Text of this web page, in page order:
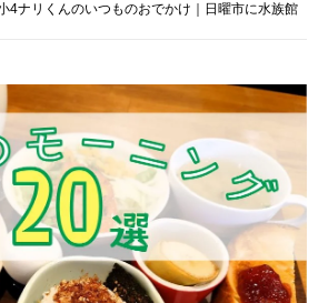
4ナリくんのいつものおでかけ｜日曜市に水族館